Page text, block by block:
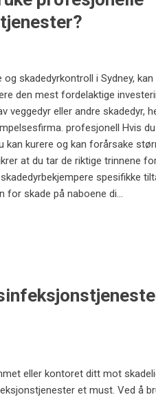
og skadedyrkontroll i Sydney,
den mest fordelaktige
veggedyr eller andre skadedyr,
profesjonell Hvis
kan kurere og kan forårsake
at du tar de riktige trinnene
spesifikke
for skade på naboene di...
eller kontoret ditt mot
et must. Ved å